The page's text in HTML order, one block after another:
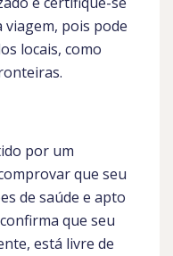
pois pode
locais, como
por um
que seu
de saúde e apto
que seu
está livre de